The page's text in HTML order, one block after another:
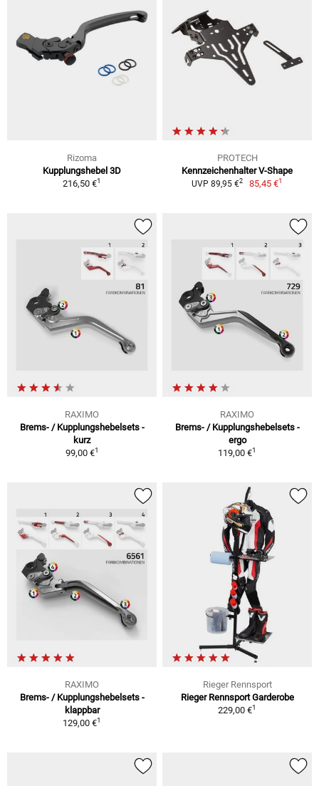
Rizoma
Kupplungshebel 3D
216,50 €1
PROTECH
Kennzeichenhalter V-Shape
UVP 89,95 €2 85,45 €1
RAXIMO
Brems- / Kupplungshebelsets -
kurz
99,00 €1
RAXIMO
Brems- / Kupplungshebelsets -
ergo
119,00 €1
RAXIMO
Brems- / Kupplungshebelsets -
klappbar
129,00 €1
Rieger Rennsport
Rieger Rennsport Garderobe
229,00 €1